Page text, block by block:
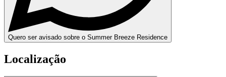
Quero ser avisado sobre o Summer Breeze Residence
Localização